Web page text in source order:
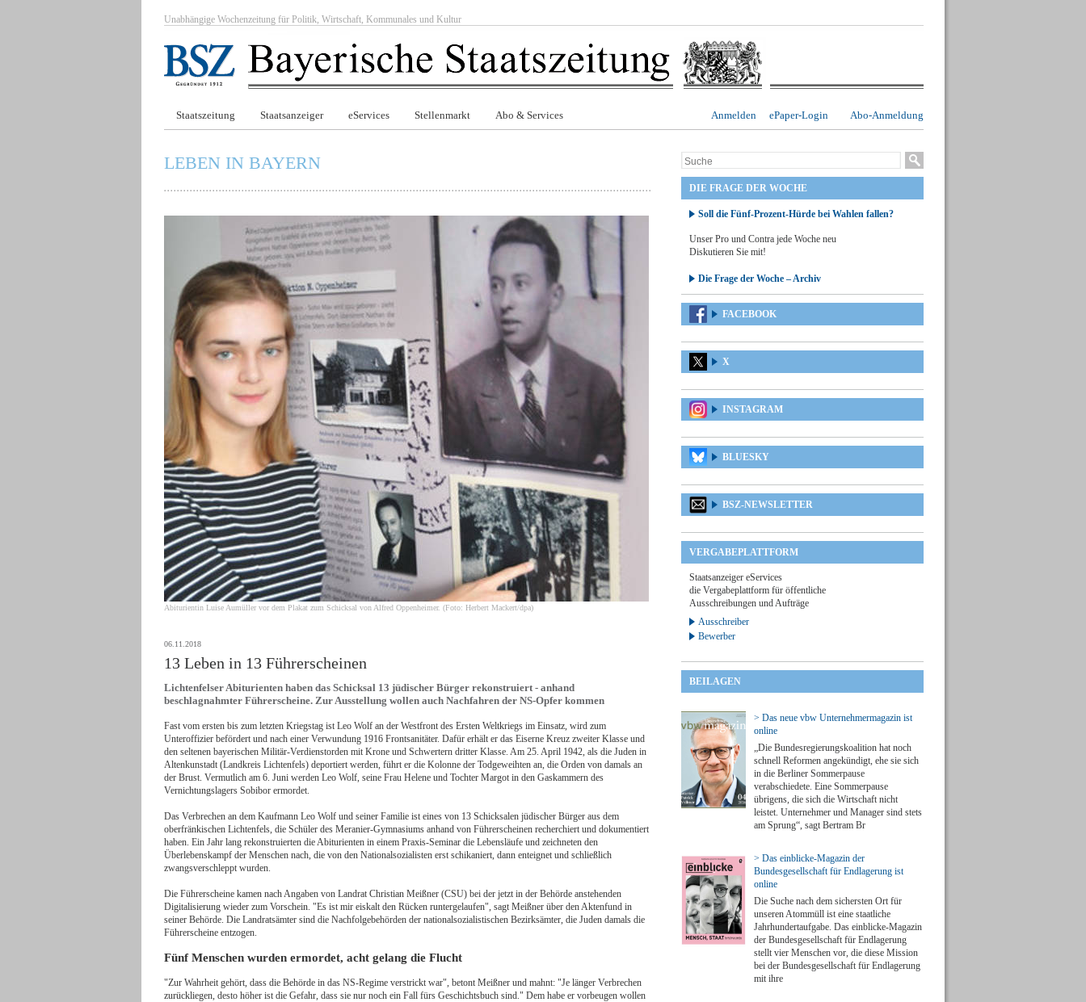
Unabhängige Wochenzeitung für Politik, Wirtschaft, Kommunales und Kultur
Abo-Anmeldung
ePaper-Login
Anmelden
Staatszeitung Staatsanzeiger eServices Stellenmarkt Abo & Services
LEBEN IN BAYERN
Abiturientin Luise Aumüller vor dem Plakat zum Schicksal von Alfred Oppenheimer. (Foto: Herbert Mackert/dpa)
06.11.2018
13 Leben in 13 Führerscheinen
Lichtenfelser Abiturienten haben das Schicksal 13 jüdischer Bürger rekonstruiert - anhand
beschlagnahmter Führerscheine. Zur Ausstellung wollen auch Nachfahren der NS-Opfer kommen
Fast vom ersten bis zum letzten Kriegstag ist Leo Wolf an der Westfront des Ersten Weltkriegs im Einsatz, wird zum
Unteroffizier befördert und nach einer Verwundung 1916 Frontsanitäter. Dafür erhält er das Eiserne Kreuz zweiter Klasse und
den seltenen bayerischen Militär-Verdienstorden mit Krone und Schwertern dritter Klasse. Am 25. April 1942, als die Juden in
Altenkunstadt (Landkreis Lichtenfels) deportiert werden, führt er die Kolonne der Todgeweihten an, die Orden von damals an
der Brust. Vermutlich am 6. Juni werden Leo Wolf, seine Frau Helene und Tochter Margot in den Gaskammern des
Vernichtungslagers Sobibor ermordet.
Das Verbrechen an dem Kaufmann Leo Wolf und seiner Familie ist eines von 13 Schicksalen jüdischer Bürger aus dem
oberfränkischen Lichtenfels, die Schüler des Meranier-Gymnasiums anhand von Führerscheinen recherchiert und dokumentiert
haben. Ein Jahr lang rekonstruierten die Abiturienten in einem Praxis-Seminar die Lebensläufe und zeichneten den
Überlebenskampf der Menschen nach, die von den Nationalsozialisten erst schikaniert, dann enteignet und schließlich
zwangsverschleppt wurden.
Die Führerscheine kamen nach Angaben von Landrat Christian Meißner (CSU) bei der jetzt in der Behörde anstehenden
Digitalisierung wieder zum Vorschein. "Es ist mir eiskalt den Rücken runtergelaufen", sagt Meißner über den Aktenfund in
seiner Behörde. Die Landratsämter sind die Nachfolgebehörden der nationalsozialistischen Bezirksämter, die Juden damals die
Führerscheine entzogen.
Fünf Menschen wurden ermordet, acht gelang die Flucht
"Zur Wahrheit gehört, dass die Behörde in das NS-Regime verstrickt war", betont Meißner und mahnt: "Je länger Verbrechen
zurückliegen, desto höher ist die Gefahr, dass sie nur noch ein Fall fürs Geschichtsbuch sind." Dem habe er vorbeugen wollen
DIE FRAGE DER WOCHE
Soll die Fünf-Prozent-Hürde bei Wahlen fallen?
Unser Pro und Contra jede Woche neu
Diskutieren Sie mit!
Die Frage der Woche – Archiv
FACEBOOK
X
INSTAGRAM
BLUESKY
BSZ-NEWSLETTER
VERGABEPLATTFORM
Staatsanzeiger eServices
die Vergabeplattform für öffentliche
Ausschreibungen und Aufträge
Ausschreiber
Bewerber
BEILAGEN
> Das neue vbw Unternehmermagazin ist
online
„Die Bundesregierungskoalition hat noch
schnell Reformen angekündigt, ehe sie sich
in die Berliner Sommerpause
verabschiedete. Eine Sommerpause
übrigens, die sich die Wirtschaft nicht
leistet. Unternehmer und Manager sind stets
am Sprung“, sagt Bertram Br
> Das einblicke-Magazin der
Bundesgesellschaft für Endlagerung ist
online
Die Suche nach dem sichersten Ort für
unseren Atommüll ist eine staatliche
Jahrhundertaufgabe. Das einblicke-Magazin
der Bundesgesellschaft für Endlagerung
stellt vier Menschen vor, die diese Mission
bei der Bundesgesellschaft für Endlagerung
mit ihre